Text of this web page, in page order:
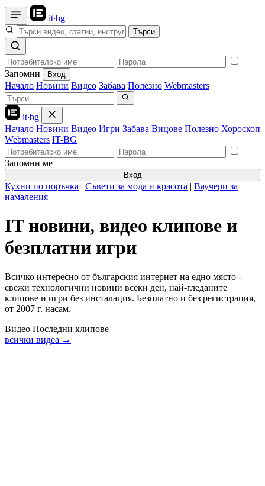
it·bg
Търси
Запомни Вход
Начало Новини Видео Забава Полезно Webmasters
it·bg
Начало Новини Видео Игри Забава Вицове Полезно Хороскоп
Webmasters IT-BG
Запомни ме
Вход
Кухни по поръчка | Съвети за мода и красота | Ваучери за
намаления
IT новини, видео клипове и
безплатни игри
Всичко интересно от българския интернет на едно място -
свежи технологични новини всеки ден, най-гледаните
клипове и игри без инсталация. Безплатно и без регистрация,
от 2007 г. насам.
Видео Последни клипове
всички видеа →